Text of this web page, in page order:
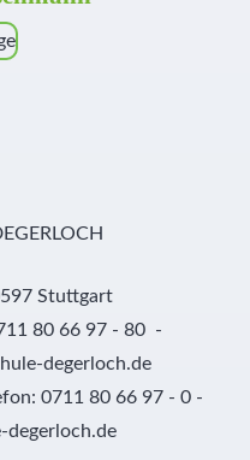
Stuttgart
80 66 97 - 80 -
degerloch.de
0711 80 66 97 - 0 -
degerloch.de